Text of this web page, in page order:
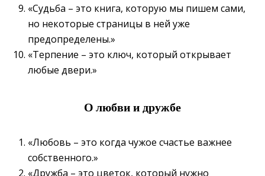
«Судьба – это книга, которую мы пишем сами,
но некоторые страницы в ней уже
предопределены.»
«Терпение – это ключ, который открывает
любые двери.»
О любви и дружбе
«Любовь – это когда чужое счастье важнее
собственного.»
«Дружба – это цветок, который нужно